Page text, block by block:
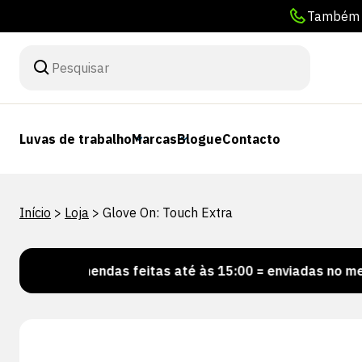
Luvas de trabalhoMarcasBlogueContacto
Início > Loja > Glove On: Touch Extra
feitas até às 15:00 = enviadas no mesmo dia